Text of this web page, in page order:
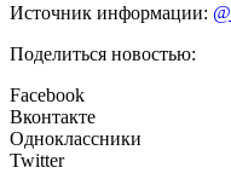
Источник информации:
Поделиться новостью:
Facebook
Вконтакте
Одноклассники
Twitter